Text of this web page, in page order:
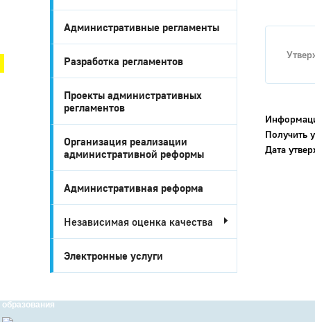
Глазов
Официальный
образования
Город ГлазовАдминистративные регламенты
Разработка регламентов
Проекты административных
регламентов
Организация реализации
административной реформы
Административная реформа
Независимая оценка качества
Электронные услуги
Получить
Дата